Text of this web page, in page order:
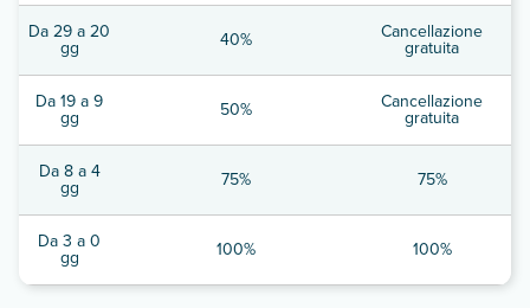
Da 29 a 20
gg 40% Cancellazione
gratuita
Da 19 a 9
gg 50% Cancellazione
gratuita
Da 8 a 4
gg 75% 75%
Da 3 a 0
gg 100% 100%